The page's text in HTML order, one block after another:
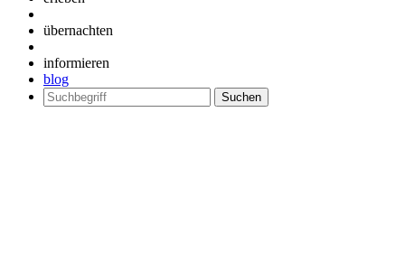
übernachten
informieren
blog
Suchen
nach: